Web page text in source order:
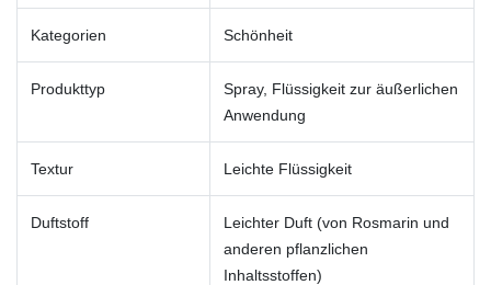
Kategorien Schönheit
Produkttyp
Spray, Flüssigkeit zur äußerlichen
Anwendung
Textur Leichte Flüssigkeit
Duftstoff
Leichter Duft (von Rosmarin und
anderen pflanzlichen
Inhaltsstoffen)